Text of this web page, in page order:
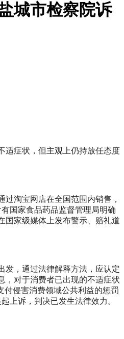
城市检察院诉
症状，但主观上仍持放任态度
淘宝网店在全国范围内销售，
国家食品药品监督管理局明确
国家级媒体上发布警示、赔礼道
，通过法律解释方法，应认定
，对于消费者已出现的不适症状
付侵害消费领域公共利益的惩罚
上诉，判决已发生法律效力。